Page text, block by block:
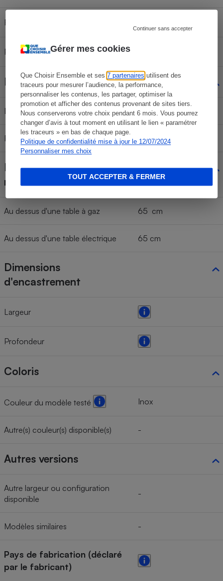
Gérer mes cookies
Que Choisir Ensemble et ses7 partenaires utilisent des
traceurs pour mesurer l’audience, la performance,
personnaliser les contenus, les partager, optimiser la
promotion et afficher des contenus provenant de sites tiers.
Nous conserverons votre choix pendant 6 mois. Vous pourrez
changer d’avis à tout moment en utilisant le lien « paramétrer
les traceurs » en bas de chaque page.
Politique de confidentialité mise à jour le 12/07/2024
Personnaliser mes choix
Continuer sans accepter
TOUT ACCEPTER & FERMER
Référence
Prix unitaire d’un filtre à graisse
Dimensions
Largeur 89,8 cm
Profondeur 49,4 cm
Hauteur d'installation
minimum
Au dessus d'une table à gaz 65 cm
Au dessus d'une table électrique 65 cm
Dimensions
d'encastrement
Largeur
Profondeur
Coloris
Couleur du modèle testé Inox
Autre(s) couleur(s) disponible(s) -
Autres versions
Autre largeur ou configuration
disponible
-
Modèles similaires -
Pays de fabrication (déclaré
par le fabricant)